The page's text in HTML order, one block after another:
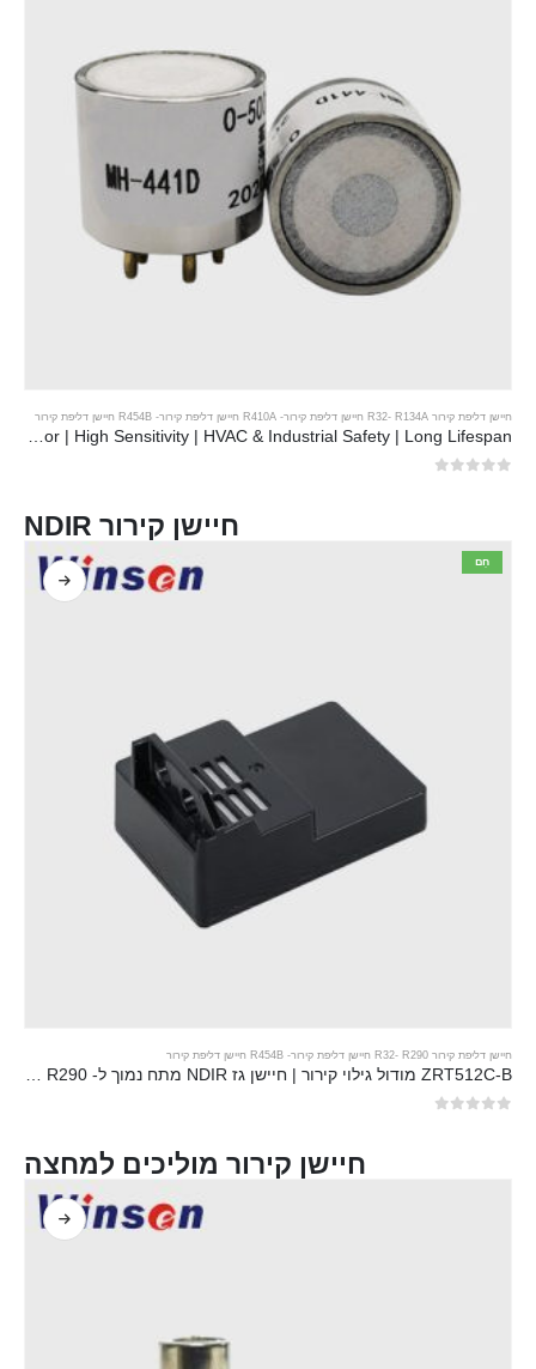
חיישן דליפת קירור R32 - R134A חיישן דליפת קירור - R410A חיישן דליפת קירור - R454B חיישן דליפת קירור
MH-441D NDIR Infrared Refrigerant Sensor | High Sensitivity | HVAC & Industrial Safety | Long Lifespan
חיישן קירור NDIR
חַם
חיישן דליפת קירור R32 - R290 חיישן דליפת קירור - R454B חיישן דליפת קירור
חיישן קירור מוליכים למחצה